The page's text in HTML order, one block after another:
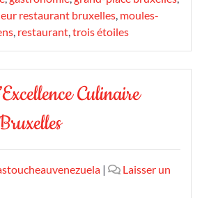
restaurant bruxelles, moules-
, restaurant,trois étoiles
Culinaire
|
Laisser un